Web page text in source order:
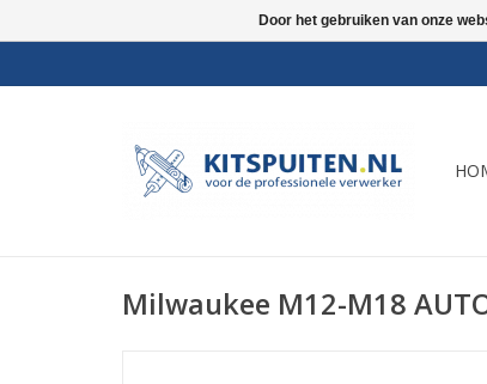
Milwaukee M12-M18
Door het gebruiken van onze